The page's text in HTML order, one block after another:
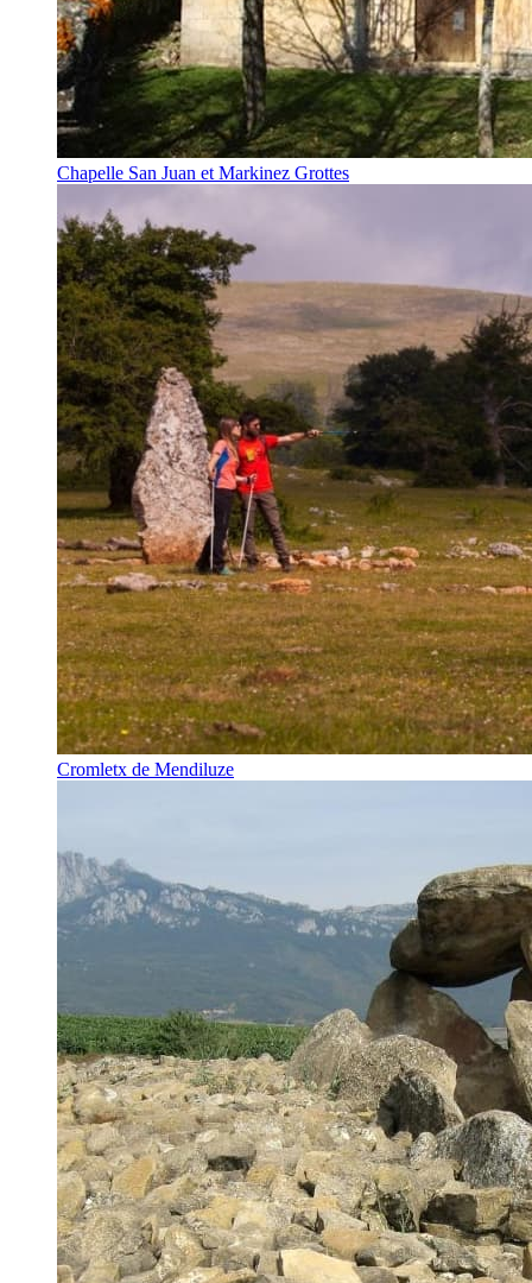
Chapelle San Juan et Markinez Grottes
Cromletx de Mendiluze